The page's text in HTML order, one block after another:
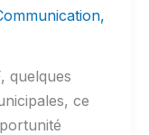
,
quelques
ce